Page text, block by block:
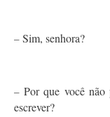
– Sim, senhora?
–Por que você
escrever?